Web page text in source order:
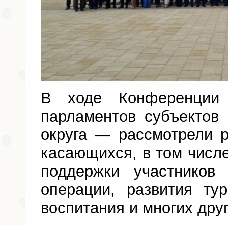
В ходе
парламентов
округа — рассмотрели
касающихся, в том
поддержки
операции, развития
воспитания и многих